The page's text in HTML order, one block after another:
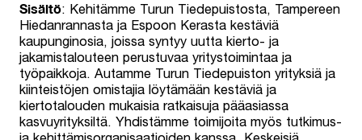
Sisältö: Kehitämme Turun Tiedepuistosta, Tampereen
Hiedanrannasta ja Espoon Kerasta kestäviä
kaupunginosia, joissa syntyy uutta kierto- ja
jakamistalouteen perustuvaa yritystoimintaa ja
työpaikkoja. ​Autamme Turun Tiedepuiston yrityksiä ja
kiinteistöjen omistajia löytämään kestäviä ja
kiertotalouden mukaisia ratkaisuja pääasiassa
kasvuyrityksiltä. Yhdistämme toimijoita myös tutkimus-